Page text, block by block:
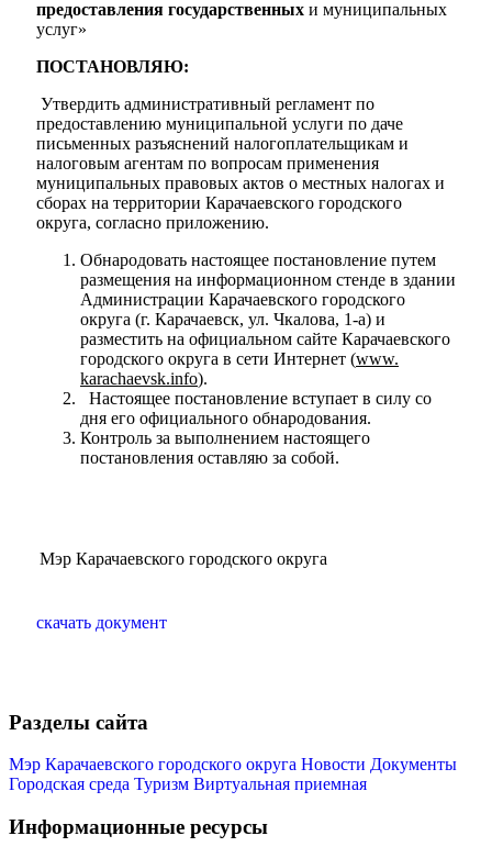
предоставления государственных и муниципальных
услуг»
ПОСТАНОВЛЯЮ:
Утвердить административный регламент по
предоставлению муниципальной услуги по даче
письменных разъяснений налогоплательщикам и
налоговым агентам по вопросам применения
муниципальных правовых актов о местных налогах и
сборах на территории Карачаевского городского
округа, согласно приложению.
Обнародовать настоящее постановление путем
размещения на информационном стенде в здании
Администрации Карачаевского городского
округа (г. Карачаевск, ул. Чкалова, 1-а) и
разместить на официальном сайте Карачаевского
городского округа в сети Интернет (www.
karachaevsk.info).
Настоящее постановление вступает в силу со
дня его официального обнародования.
Контроль за выполнением настоящего
постановления оставляю за собой.
Мэр Карачаевского городского округа
скачать документ
Разделы сайта
Мэр Карачаевского городского округа Новости Документы
Городская среда Туризм Виртуальная приемная
Информационные ресурсы
Администрация
Туризм